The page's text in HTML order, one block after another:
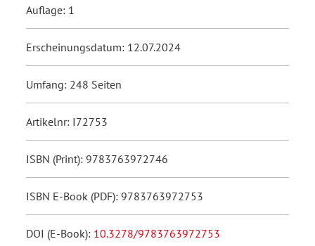
Auflage: 1
Erscheinungsdatum: 12.07.2024
Umfang: 248 Seiten
Artikelnr: I72753
ISBN (Print): 9783763972746
ISBN E-Book (PDF): 9783763972753
DOI (E-Book): 10.3278/9783763972753